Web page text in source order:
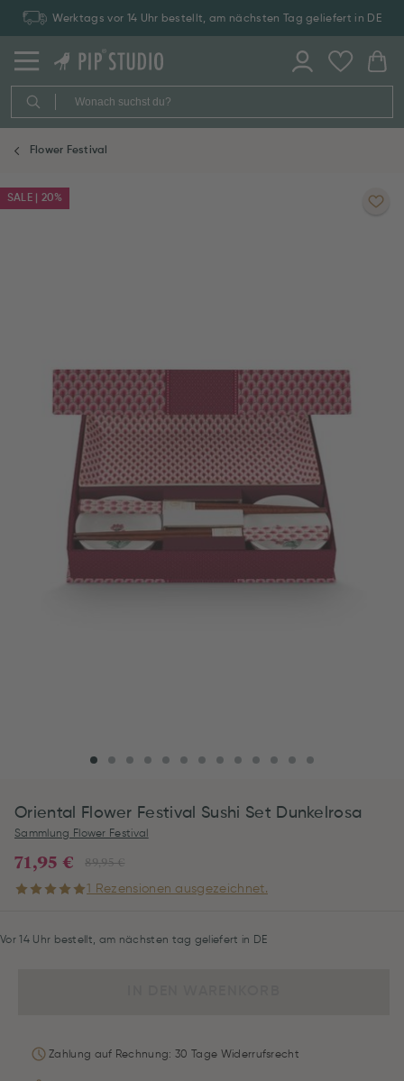
Werktags vor 14 Uhr bestellt, am nächsten Tag geliefert in DE
Flower Festival
SALE | 20%
Oriental Flower Festival Sushi Set Dunkelrosa
Sammlung Flower Festival
89,95 €
71,95 €
1 Rezensionen ausgezeichnet.
Vor 14 Uhr bestellt, am nächsten tag geliefert in DE
Zahlung auf Rechnung: 30 Tage Widerrufsrecht